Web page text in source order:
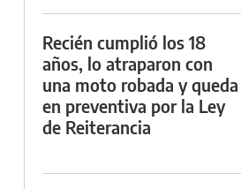
Recién cumplió los 18
años, lo atraparon con
una moto robada y queda
en preventiva por la Ley
de Reiterancia